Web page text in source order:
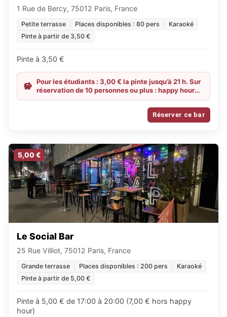
1 Rue de Bercy, 75012 Paris, France
Petite terrasse Places disponibles : 80 pers
Karaoké
Pinte à partir de 3,50 €
Pinte à 3,50 €
Pour les étudiants : 3,00 € la pinte jusqu’à 21 h. Sur
réservation de 10 personnes ou plus : happy hour
jusqu’à 00 h.
Réserver ce bar
5,00 €
Le Social Bar
25 Rue Villiot, 75012 Paris, France
Grande terrasse Places disponibles : 200 pers
Karaoké
Pinte à partir de 5,00 €
Pinte à 5,00 € de 17:00 à 20:00 (7,00 € hors happy
hour)